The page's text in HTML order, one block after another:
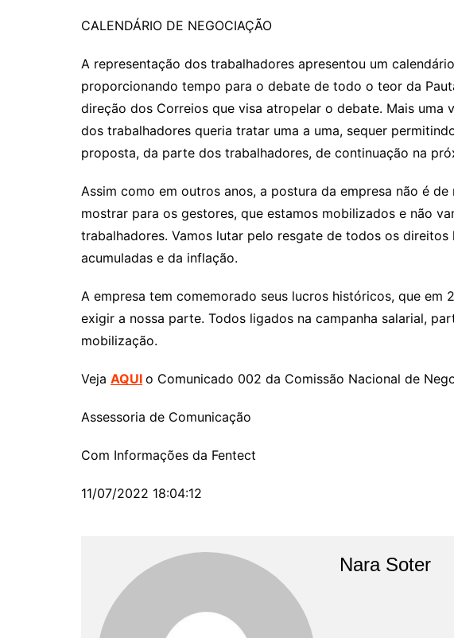
CALENDÁRIO DE NEGOCIAÇÃO
A representação dos trabalhadores apresentou um
proporcionando tempo para o debate de todo o teor da
direção dos Correios que visa atropelar o debate. Mais uma
dos trabalhadores queria tratar uma a uma, sequer
proposta, da parte dos trabalhadores, de continuação na
Assim como em outros anos, a postura da empresa não é
mostrar para os gestores, que estamos mobilizados e não
trabalhadores. Vamos lutar pelo resgate de todos os
acumuladas e da inflação.
A empresa tem comemorado seus lucros históricos, que
exigir a nossa parte. Todos ligados na campanha salarial,
mobilização.
Veja AQUI o Comunicado 002 da Comissão Nacional de
Assessoria de Comunicação
Com Informações da Fentect
11/07/2022 18:04:12
Nara Soter